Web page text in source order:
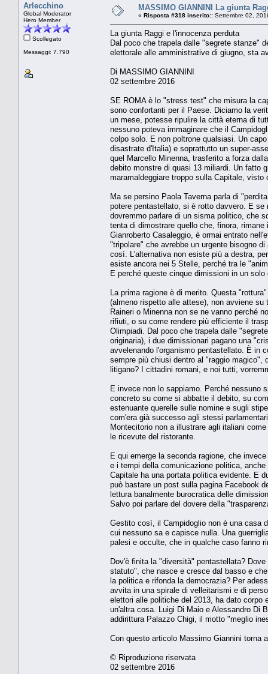
Arlecchino
Global Moderator
Hero Member
Scollegato
Messaggi: 7.790
MASSIMO GIANNINI La giunta
« Risposta #318 inserito:: Settembre 02,
La giunta Raggi e l'innocenza perduta
Dal poco che trapela dalle "segrete stanze"
elettorale alle amministrative di giugno, sta
Di MASSIMO GIANNINI
02 settembre 2016
SE ROMA è lo "stress test" che misura la
sono confortanti per il Paese. Diciamo la
un mese, potesse ripulire la città eterna di
nessuno poteva immaginare che il
colpo solo. E non poltrone qualsiasi. Un
disastrate d'Italia) e soprattutto un super-
quel Marcello Minenna, trasferito a forza
debito monstre di quasi 13 miliardi. Un fatto
maramaldeggiare troppo sulla Capitale,
Ma se persino Paola Taverna parla di
potere pentastellato, si è rotto davvero. E
dovremmo parlare di un sisma politico, che
tenta di dimostrare quello che, finora,
Gianroberto Casaleggio, è ormai entrato
"tripolare" che avrebbe un urgente bisogno
così. L'alternativa non esiste più a destra,
esiste ancora nei 5 Stelle, perché tra le
E perché queste cinque dimissioni in un
La prima ragione è di merito. Questa
(almeno rispetto alle attese), non avviene
Raineri o Minenna non se ne vanno perché
rifiuti, o su come rendere più efficiente il
Olimpiadi. Dal poco che trapela dalle
originaria), i due dimissionari pagano una
avvelenando l'organismo pentastellato. È in
sempre più chiusi dentro al "raggio
litigano? I cittadini romani, e noi tutti,
E invece non lo sappiamo. Perché nessuno
concreto su come si abbatte il debito, su
estenuante querelle sulle nomine e sugli
com'era già successo agli stessi
Montecitorio non a illustrare agli italiani
le ricevute del ristorante.
E qui emerge la seconda ragione, che
e i tempi della comunicazione politica,
Capitale ha una portata politica evidente. E
può bastare un post sulla pagina Facebook
lettura banalmente burocratica delle
Salvo poi parlare del dovere della
Gestito così, il Campidoglio non è una casa
cui nessuno sa e capisce nulla. Una
palesi e occulte, che in qualche caso fanno
Dov'è finita la "diversità" pentastellata?
statuto", che nasce e cresce dal basso e
la politica e rifonda la democrazia? Per
avvita in una spirale di velleitarismi e di
elettori alle politiche del 2013, ha dato
un'altra cosa. Luigi Di Maio e Alessandro Di
addirittura Palazzo Chigi, il motto "meglio
Con questo articolo Massimo Giannini torna
© Riproduzione riservata
02 settembre 2016